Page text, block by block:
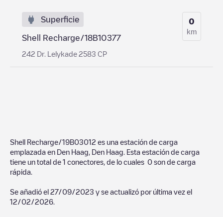
Superficie
Shell Recharge/18B10377
242 Dr. Lelykade 2583 CP
0
km
Shell Recharge/19B03012 es una estación de carga
emplazada en Den Haag Den Haag . Esta estación de carga
tiene un total de 1 conectores, de lo cuales 0 son de carga
rápida.
Se añadió el 27/09/2023 y se actualizó por última vez el
12/02/2026